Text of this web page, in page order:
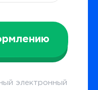
электронный